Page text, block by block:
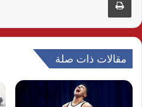
مقالات ذات صلة